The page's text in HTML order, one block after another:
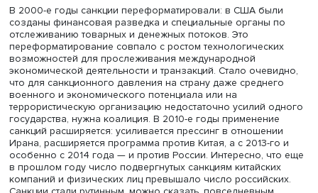
Важно разделять, отметила Анастасия Лихачева,
декларируемые и иные цели, преследуемые страной-
санкционером. Это облегчает понимание, почему они
введены именно на такой срок и почему их смягчили
напротив, ужесточили в связи с политическими
В частности, по данным ряда исследований,
санкции обычно жестче принятых после электоральной
кампании. Интенсивность и востребованность санкций
инструмента политики нарастала начиная с 1990-х
период они применялись редко и в ограниченном
Например, ключевой санкционной программой США в
годы был «список Клинтона» по борьбе с
были меры против «клуба наркобаронов», их